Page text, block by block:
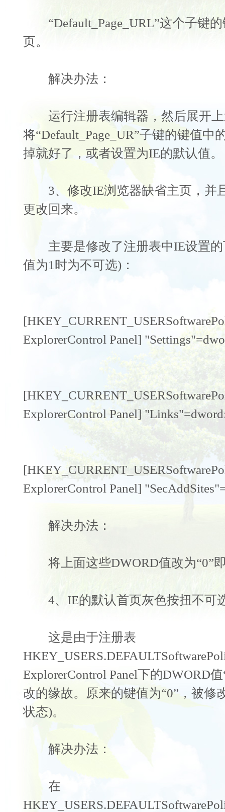
“Default_Page_URL”这个子键的
页。
解决办法：
运行注册表编辑器，然后展开上
将“Default_Page_UR”子键的键值中
掉就好了，或者设置为IE的默认值。
3、修改IE浏览器缺省主页，并
更改回来。
主要是修改了注册表中IE设置的
值为1时为不可选)：
ExplorerControl Panel]
ExplorerControl Panel]
ExplorerControl Panel]
解决办法：
将上面这些DWORD值改为“0”
4、IE的默认首页灰色按扭不可
这是由于注册表
ExplorerControl Panel下的DWORD
改的缘故。原来的键值为“0”，被修
状态)。
解决办法：
在